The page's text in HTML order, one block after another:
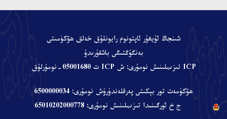
、
شىنجاڭ ئۇيغۇر ئاپتونوم رايونلۇق خەلق ھۆكۈمىتى
بەنگۇڭتىڭى باشقۇرىدۇ
ICP تىزىملىنىش نومۇرى: ش ICP ت 05001680-نومۇرلۇق
ھۆكۈمەت تور بېكىتى پەرقلەندۈرۈش نومۇرى: 6500000034
ج خ ئورگىنىدا تىزىملىنىش نومۇرى: 65010202000778